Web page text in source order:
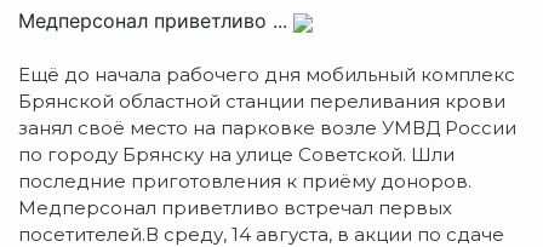
Медперсонал приветливо ...
Ещё до начала рабочего дня мобильный комплекс
Брянской областной станции переливания крови
занял своё место на парковке возле УМВД России
по городу Брянску на улице Советской. Шли
последние приготовления к приёму доноров.
Медперсонал приветливо встречал первых
посетителей.В среду, 14 августа, в акции по сдаче